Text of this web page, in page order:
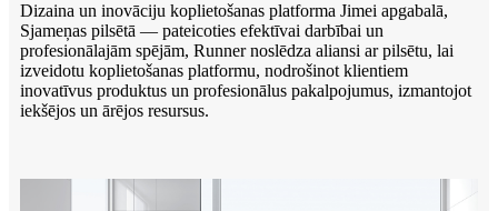
Dizaina un inovāciju koplietošanas platforma Jimei apgabalā,
Sjameņas pilsētā — pateicoties efektīvai darbībai un
profesionālajām spējām, Runner noslēdza aliansi ar pilsētu, lai
izveidotu koplietošanas platformu, nodrošinot klientiem
inovatīvus produktus un profesionālus pakalpojumus, izmantojot
iekšējos un ārējos resursus.